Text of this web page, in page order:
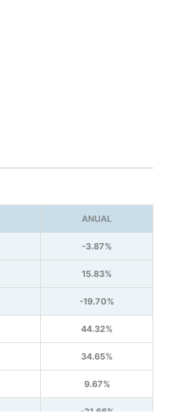
ANUAL
-3.87%
15.83%
-19.70%
44.32%
34.65%
9.67%
-21.66%